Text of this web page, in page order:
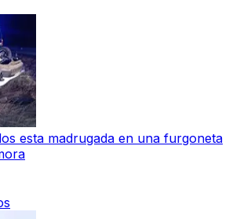
esta madrugada en una furgoneta